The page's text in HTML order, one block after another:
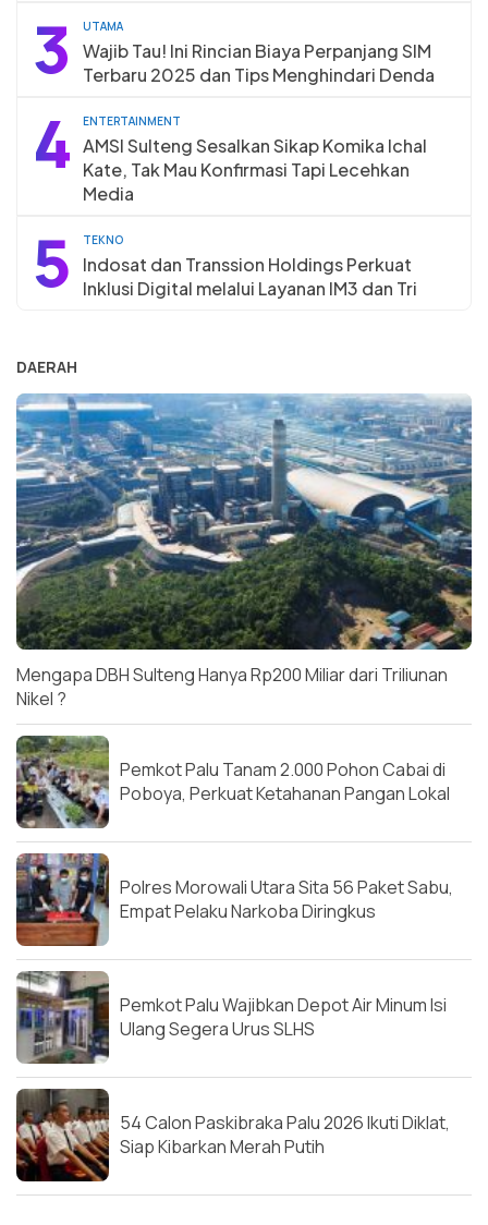
3 UTAMA
Wajib Tau! Ini Rincian Biaya Perpanjang SIM
Terbaru 2025 dan Tips Menghindari Denda
4 ENTERTAINMENT
AMSI Sulteng Sesalkan Sikap Komika Ichal
Kate, Tak Mau Konfirmasi Tapi Lecehkan
Media
5 TEKNO
Indosat dan Transsion Holdings Perkuat
Inklusi Digital melalui Layanan IM3 dan Tri
DAERAH
Mengapa DBH Sulteng Hanya Rp200 Miliar dari Triliunan
Nikel ?
Pemkot Palu Tanam 2.000 Pohon Cabai di
Poboya, Perkuat Ketahanan Pangan Lokal
Polres Morowali Utara Sita 56 Paket Sabu,
Empat Pelaku Narkoba Diringkus
Pemkot Palu Wajibkan Depot Air Minum Isi
Ulang Segera Urus SLHS
54 Calon Paskibraka Palu 2026 Ikuti Diklat,
Siap Kibarkan Merah Putih